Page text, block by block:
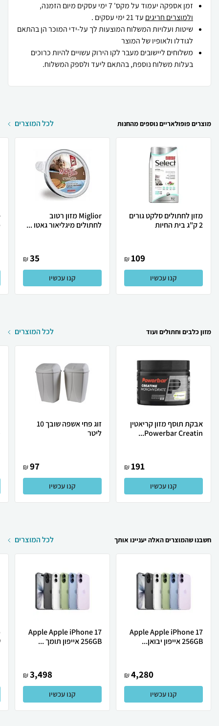
זמן אספקה יעמוד על מקס' 7 ימי עסקים מיום הזמנה,
ולמוצרים חריגים עד 21 ימי עסקים .
שיטות ועלויות המשלוח המוצעות לך על-ידי המוכר הן בהתאם
לגודלו ולאופיו של המוצר
משלוחים ליישובים מעבר לקו הירוק עשויים להיות כרוכים
בעלות משלוח נוספת, בהתאם ליעד ולספק המשלוח.
מוצרים פופולאריים נוספים מהחנות לכל המוצרים
מזון לחתולים סלקט גורים
2 ק"ג בית החיות
109
₪
קנו עכשיו
Miglior מזון רטוב
לחתולים מיגליאור גאטו ...
35
₪
קנו עכשיו
מזון כלבים וחתולים ועוד לכל המוצרים
אבקת תוסף מזון קריאטין
Powerbar Creatin...
191
₪
קנו עכשיו
זוג פחי אשפה שובך 10
ליטר
97
₪
קנו עכשיו
חשבנו שהמוצרים האלה יעניינו אותך לכל המוצרים
Apple Apple iPhone 17
256GB אייפון יבואן...
4,280
₪
קנו עכשיו
Apple Apple iPhone 17
256GB אייפון תומך ...
3,498
₪
קנו עכשיו